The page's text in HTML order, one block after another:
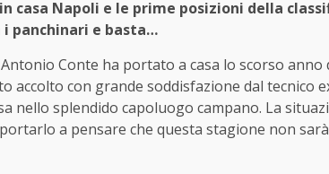
casa Napoli e le prime posizioni della
i panchinari e basta…
Conte ha portato a casa lo scorso
accolto con grande soddisfazione dal tecnico
nello splendido capoluogo campano. La
a pensare che questa stagione non